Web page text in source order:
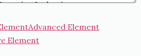
Advanced Element
Element